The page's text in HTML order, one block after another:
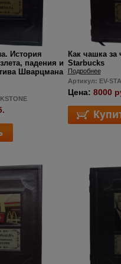
История
падения и
Шварцмана
Как чашка за
Starbucks
Подробнее
Артикул: EV-
Цена: 8000